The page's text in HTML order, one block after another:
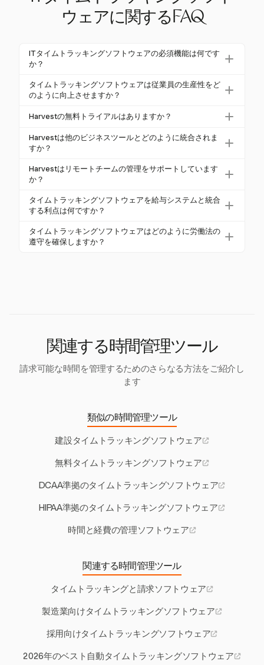
ウェアに関するFAQ
ITタイムトラッキングソフトウェアの必須機能は何です
か？
ITタイムトラッキングソフトウェアの必須機能には、
自動タイムキャプチャ、リアルタイム報告、モバイ
arvestは、ワンクリックタイマーと詳細な分析を提供
し、生産性とコンプライアンスを向上させます。
タイムトラッキングソフトウェアは従業員の生産性をど
のように向上させますか？
タイムトラッキングソフトウェアは、作業パターン
クを特定することで、従業員の生産性を向上させま
す。Harvestは、チームが生産的なタスクに集中し、
マルチタスクを減らすのに役立つ高度な報告機能を
提供します。
Harvestの無料トライアルはありますか？
はい、Harvestはクレジットカード不要の30日間の無
料トライアルを提供しており、潜在的なユーザーが
試すことができます。
Harvestは他のビジネスツールとどのように統合されま
すか？
Harvestは、Asana、Trello、Jira、Slack、GitHub、Qu
ickBooksなどのさまざまなツールとシームレスに統
効率を向上させます。
Harvestはリモートチームの管理をサポートしています
か？
はい、Harvestは、ウェブ、macOS、Windows、iO
S、Android、ブラウザ拡張機能で利用可能なリアル
ハイブリッドチームの管理をサポートします。
タイムトラッキングソフトウェアを給与システムと統合
する利点は何ですか？
タイムトラッキングソフトウェアを給与システムと
統合することで、データの正確な転送が保証され、
タイムトラッキングソフトウェアはどのように労働法の
遵守を確保しますか？
関連する時間管理ツール
請求可能な時間を管理するためのさらなる方法をご紹介し
ます
類似の時間管理ツール
建設タイムトラッキングソフトウェア
無料タイムトラッキングソフトウェア
DCAA準拠のタイムトラッキングソフトウェア
HIPAA準拠のタイムトラッキングソフトウェア
時間と経費の管理ソフトウェア
関連する時間管理ツール
タイムトラッキングと請求ソフトウェア
製造業向けタイムトラッキングソフトウェア
採用向けタイムトラッキングソフトウェア
2026年のベスト自動タイムトラッキングソフトウェア